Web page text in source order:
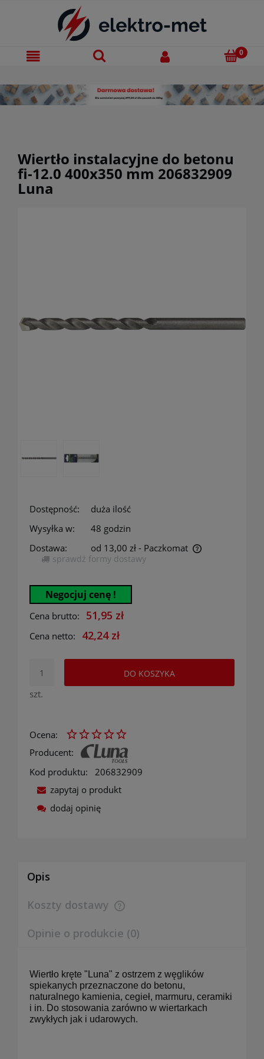
Wiertło instalacyjne do betonu
fi-12.0 400x350 mm 206832909
Luna
Dostępność:
duża ilość
Wysyłka w:
48 godzin
Dostawa:
od 13,00 zł - Paczkomat
Cena nie zawiera ewentualnych kosztów płatności
sprawdź formy dostawy
Negocjuj cenę !
Cena brutto: 51,95 zł
Cena netto: 42,24 zł
szt.
DO KOSZYKA
Ocena:
Producent:
Kod produktu:
206832909
zapytaj o produkt
dodaj opinię
Opis
Koszty dostawy
Cena nie zawiera ewentualnych kosztów płatności
Opinie o produkcie (0)
Wiertło kręte "Luna" z ostrzem z węglików
spiekanych przeznaczone do betonu,
naturalnego kamienia, cegieł, marmuru, ceramiki
i in. Do stosowania zarówno w wiertarkach
zwykłych jak i udarowych.